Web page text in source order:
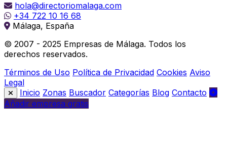
hola@directoriomalaga.com
+34 722 10 16 68
Málaga, España
© 2007 - 2025 Empresas de Málaga. Todos los
derechos reservados.
Términos de Uso Política de Privacidad Cookies Aviso
Legal
Inicio Zonas Buscador Categorías Blog Contacto
Añadir empresa gratis